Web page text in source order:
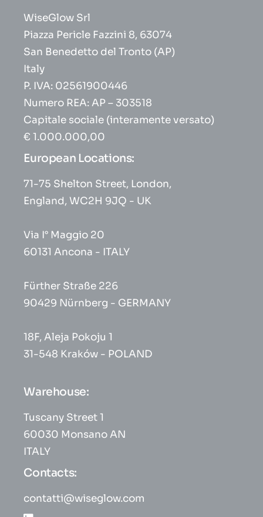
WiseGlow Srl
Piazza Pericle Fazzini 8, 63074
San Benedetto del Tronto (AP)
Italy
P. IVA: 02561900446
Numero REA: AP – 303518
Capitale sociale (interamente versato)
€ 1.000.000,00
European Locations:
71-75 Shelton Street, London,
England, WC2H 9JQ - UK
Via I° Maggio 20
60131 Ancona - ITALY
Fürther Straße 226
90429 Nürnberg - GERMANY
18F, Aleja Pokoju 1
31-548 Kraków - POLAND
Warehouse:
Tuscany Street 1
60030 Monsano AN
ITALY
Contacts:
contatti@wiseglow.com